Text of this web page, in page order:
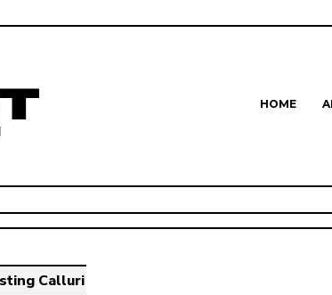
HOME
Calluri